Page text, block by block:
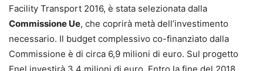
Facility Transport 2016, è stata selezionata dalla
Commissione Ue, che coprirà metà dell’investimento
necessario. Il budget complessivo co-finanziato dalla
Commissione è di circa 6,9 milioni di euro. Sul progetto